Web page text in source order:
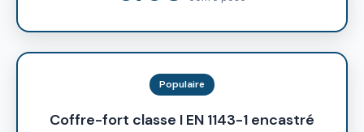
Populaire
Coffre-fort classe I EN 1143-1 encastré